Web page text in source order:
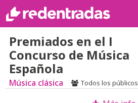
Premiados en el I
Concurso de Música
Española
Música clásica Todos los públicos